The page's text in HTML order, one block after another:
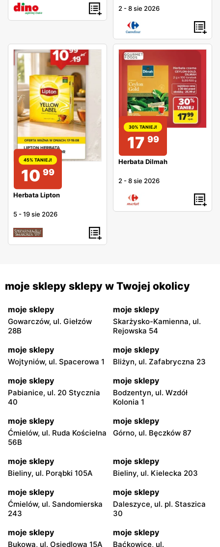
2 -8 sie 2026
45% TANIEJ!
10 99
Herbata Lipton
5 -19 sie 2026
30% TANIEJ!
17 99
Herbata Dilmah
2 -8 sie 2026
moje sklepy sklepy w Twojej okolicy
moje sklepy
Gowarczów, ul. Giełzów
28B
moje sklepy
Skarżysko-Kamienna, ul.
Rejowska 54
moje sklepy
Wojtyniów, ul. Spacerowa 1
moje sklepy
Bliżyn, ul. Zafabryczna 23
moje sklepy
Pabianice, ul. 20 Stycznia
40
moje sklepy
Bodzentyn, ul. Wzdół
Kolonia 1
moje sklepy
Ćmielów, ul. Ruda Kościelna
56B
moje sklepy
Górno, ul. Bęczków 87
moje sklepy
Bieliny, ul. Porąbki 105A
moje sklepy
Bieliny, ul. Kielecka 203
moje sklepy
Ćmielów, ul. Sandomierska
243
moje sklepy
Daleszyce, ul. pl. Staszica
30
moje sklepy
Bukowa, ul. Osiedlowa 15A
moje sklepy
Baćkowice, ul.